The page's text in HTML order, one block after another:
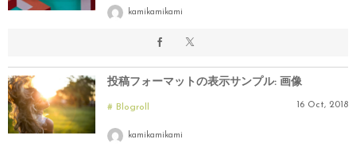
kamikamikami
投稿フォーマットの表示サンプル: 画像
Blogroll 16 Oct, 2018
kamikamikami